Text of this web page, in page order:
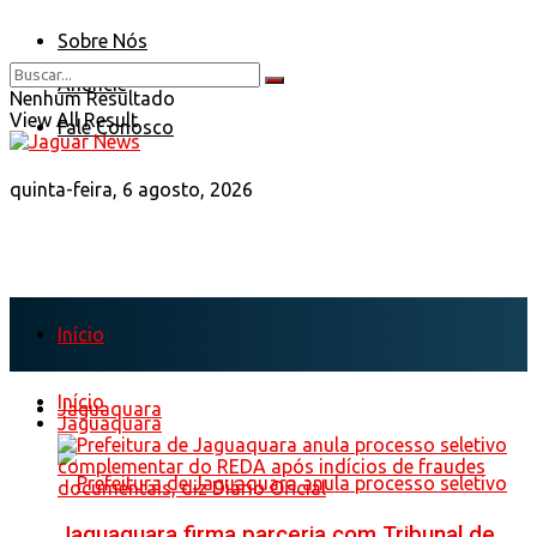
Sobre Nós
Anuncie
Fale Conosco
quinta-feira, 6 agosto, 2026
Nenhum Resultado
View All Result
Início
Jaguaquara
Início
Jaguaquara